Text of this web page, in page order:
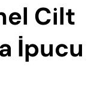
Cilt
İpucu